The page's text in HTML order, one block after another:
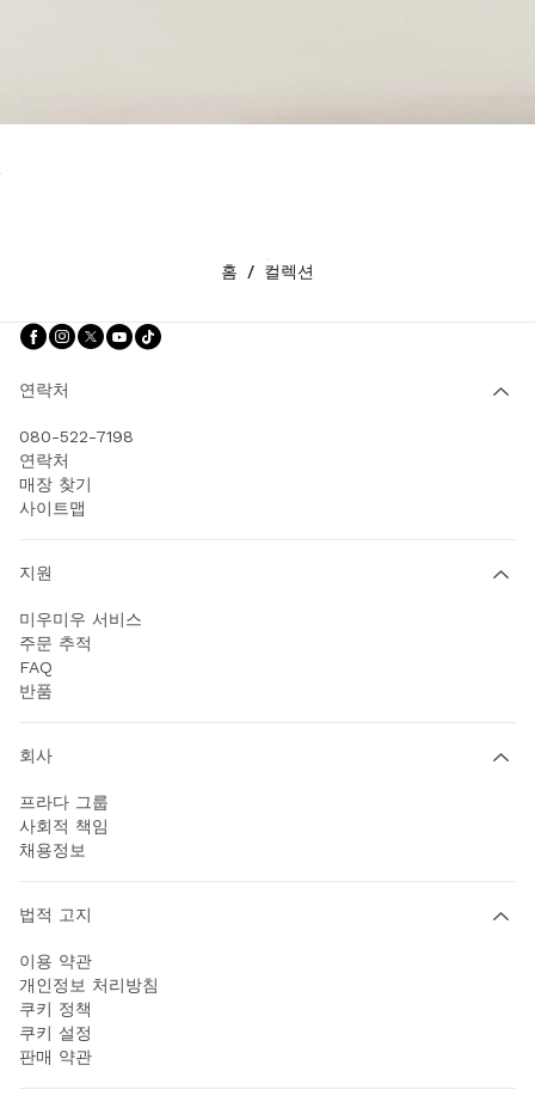
홈 / 컬렉션
팔로우하기 facebook
팔로우하기 instagram
팔로우하기 twitter
팔로우하기 youtube
연락처
080-522-7198
연락처
매장 찾기
사이트맵
지원
미우미우 서비스
주문 추적
FAQ
반품
회사
프라다 그룹
사회적 책임
채용정보
법적 고지
이용 약관
개인정보 처리방침
쿠키 정책
쿠키 설정
판매 약관